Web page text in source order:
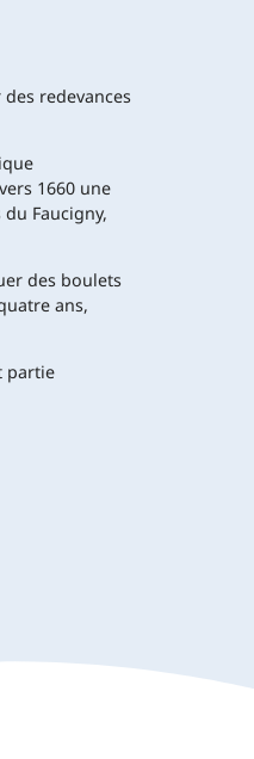
redevances
1660 une
Faucigny,
des boulets
ans,
partie